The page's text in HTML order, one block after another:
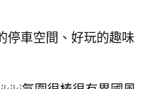
停車空間、好玩的趣味